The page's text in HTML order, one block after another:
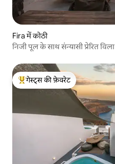
Fira में कोठी
निजी पूल के साथ संन्यासी प्रेरित विला
गेस्ट्स का टॉप फ़ेवरेट
गेस्ट्स की फ़ेवरेट